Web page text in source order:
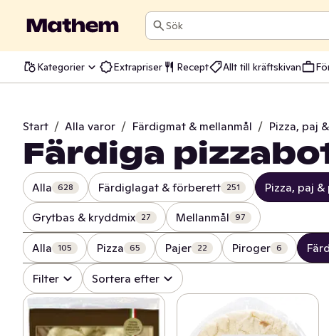
Sök
Kategorier Extrapriser Recept Allt till kräftskivan
Start / Alla varor / Färdigmat & mellanmål / Pizza, paj
Färdiga
Alla 628 Färdiglagat & förberett 251 Pizza, paj
Grytbas & kryddmix 27 Mellanmål 97
Alla 105 Pizza 65 Pajer 22 Piroger 6
Filter Sortera efter